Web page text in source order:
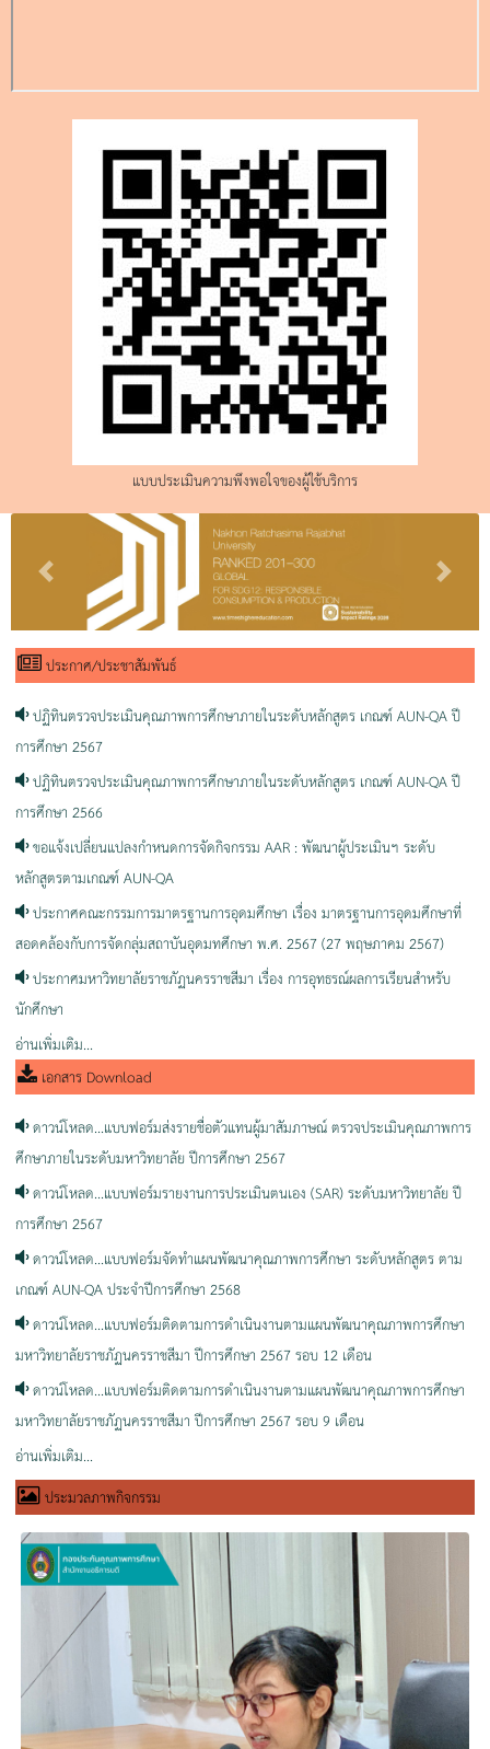
แบบประเมินความพึงพอใจของผู้ใช้บริการ
Previous Next
ประกาศ/ประชาสัมพันธ์
ปฏิทินตรวจประเมินคุณภาพการศึกษาภายในระดับหลักสูตร เกณฑ์ AUN-QA ปี
การศึกษา 2567
ปฏิทินตรวจประเมินคุณภาพการศึกษาภายในระดับหลักสูตร เกณฑ์ AUN-QA ปี
การศึกษา 2566
ขอแจ้งเปลี่ยนแปลงกำหนดการจัดกิจกรรม AAR : พัฒนาผู้ประเมินฯ ระดับ
หลักสูตรตามเกณฑ์ AUN-QA
ประกาศคณะกรรมการมาตรฐานการอุดมศึกษา เรื่อง มาตรฐานการอุดมศึกษาที่
สอดคล้องกับการจัดกลุ่มสถาบันอุดมทศึกษา พ.ศ. 2567 (27 พฤษภาคม 2567)
ประกาศมหาวิทยาลัยราชภัฏนครราชสีมา เรื่อง การอุทธรณ์ผลการเรียนสำหรับ
นักศึกษา
อ่านเพิ่มเติม...
เอกสาร Download
ดาวน์โหลด...แบบฟอร์มส่งรายชื่อตัวแทนผู้มาสัมภาษณ์ ตรวจประเมินคุณภาพการ
ศึกษาภายในระดับมหาวิทยาลัย ปีการศึกษา 2567
ดาวน์โหลด...แบบฟอร์มรายงานการประเมินตนเอง (SAR) ระดับมหาวิทยาลัย ปี
การศึกษา 2567
ดาวน์โหลด...แบบฟอร์มจัดทำแผนพัฒนาคุณภาพการศึกษา ระดับหลักสูตร ตาม
เกณฑ์ AUN-QA ประจำปีการศึกษา 2568
ดาวน์โหลด...แบบฟอร์มติดตามการดำเนินงานตามแผนพัฒนาคุณภาพการศึกษา
มหาวิทยาลัยราชภัฏนครราชสีมา ปีการศึกษา 2567 รอบ 12 เดือน
ดาวน์โหลด...แบบฟอร์มติดตามการดำเนินงานตามแผนพัฒนาคุณภาพการศึกษา
มหาวิทยาลัยราชภัฏนครราชสีมา ปีการศึกษา 2567 รอบ 9 เดือน
อ่านเพิ่มเติม...
ประมวลภาพกิจกรรม